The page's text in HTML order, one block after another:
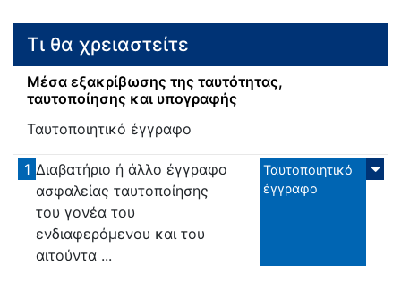
Τι θα χρειαστείτε
Μέσα εξακρίβωσης της ταυτότητας,
ταυτοποίησης και υπογραφής
Ταυτοποιητικό έγγραφο
1 Διαβατήριο ή άλλο έγγραφο
ασφαλείας ταυτοποίησης
του γονέα του
ενδιαφερόμενου και του
αιτούντα ...
Ταυτοποιητικό
έγγραφο